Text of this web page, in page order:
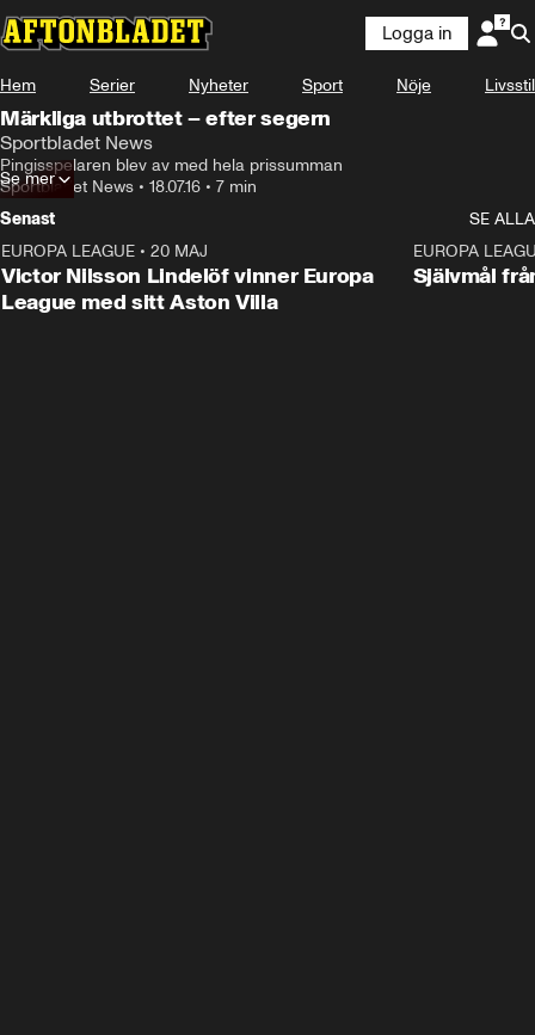
Logga in
Hem Serier Nyheter Sport Nöje Livsstil
Märkliga utbrottet – efter segern
Sportbladet News
Pingisspelaren blev av med hela prissumman
Sportbladet News • 18.07.16 • 7 min
Se mer
Senast
SE ALLA
EUROPA LEAGUE • 20 MAJ
Victor Nilsson Lindelöf vinner Europa
League med sitt Aston Villa
EUROPA
Självmål